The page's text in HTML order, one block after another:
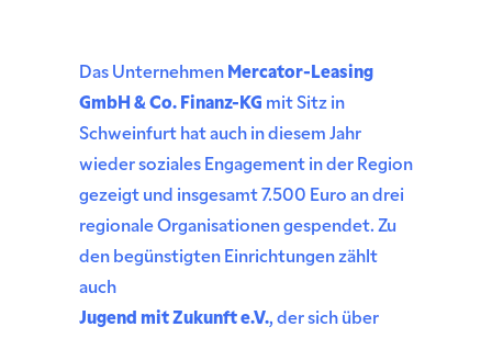
Das Unternehmen Mercator-Leasing
GmbH & Co. Finanz-KG mit Sitz in
Schweinfurt hat auch in diesem Jahr
wieder soziales Engagement in der Region
gezeigt und insgesamt 7.500 Euro an drei
regionale Organisationen gespendet. Zu
den begünstigten Einrichtungen zählt
auch
Jugend mit Zukunft e.V., der sich über